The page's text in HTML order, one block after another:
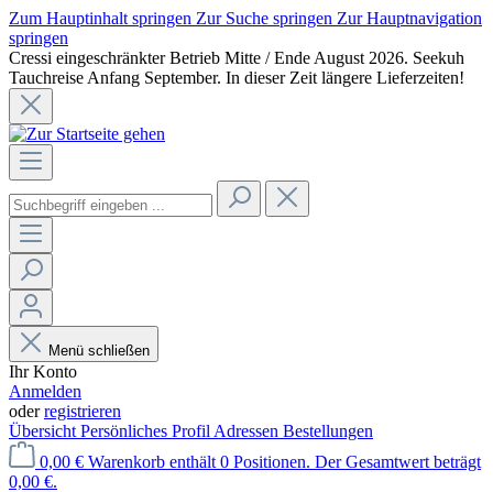
Zum Hauptinhalt springen Zur Suche springen Zur Hauptnavigation
springen
Cressi eingeschränkter Betrieb Mitte / Ende August 2026. Seekuh
Tauchreise Anfang September. In dieser Zeit längere Lieferzeiten!
Menü schließen
Ihr Konto
Anmelden
oderregistrieren
Übersicht Persönliches Profil Adressen Bestellungen
0,00 € Warenkorb enthält 0 Positionen. Der Gesamtwert beträgt
0,00 €.